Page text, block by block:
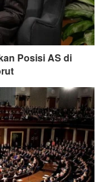
Posisi AS di